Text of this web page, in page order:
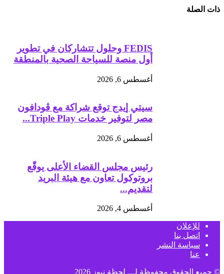
ذات الصلة
FEDIS وحلول تتشاركان في تطوير
أول منصة للسياحة الصحية بالمنطقة
أغسطس 6, 2026
سيتي إيدج توقع شراكة مع ڤودافون
مصر لتوفير خدمات Triple Play...
أغسطس 6, 2026
رئيس مجلس القضاء الأعلى يوقّع
بروتوكول تعاون مع هيئة البريد
لتقديم...
أغسطس 4, 2026
للإعلان
اتصل بنا
سياسة النشر
عنا
© جميع الحقوق محفوظة لـــ لحظة نيوز